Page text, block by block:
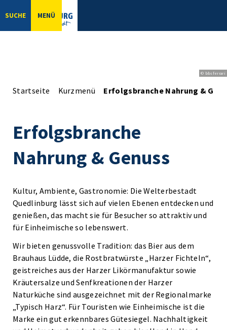
SUCHE MENÜ
© bbsferrari
Startseite Kurzmenü Erfolgsbranche Nahrung &
Erfolgsbranche
Nahrung & Genuss
Kultur, Ambiente, Gastronomie: Die Welterbestadt
Quedlinburg lässt sich auf vielen Ebenen entdecken und
genießen, das macht sie für Besucher so attraktiv und
für Einheimische so lebenswert.
Wir bieten genussvolle Tradition: das Bier aus dem
Brauhaus Lüdde, die Rostbratwürste „Harzer Fichteln“,
geistreiches aus der Harzer Likörmanufaktur sowie
Kräutersalze und Senfkreationen der Harzer
Naturküche sind ausgezeichnet mit der Regionalmarke
„Typisch Harz“. Für Touristen wie Einheimische ist die
Marke ein gut erkennbares Gütesiegel. Nachhaltigkeit